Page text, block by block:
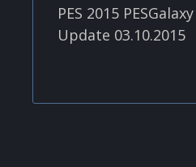
PES 2015
Update 03.10.2015